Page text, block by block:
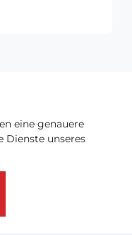
eine genauere
Dienste unseres